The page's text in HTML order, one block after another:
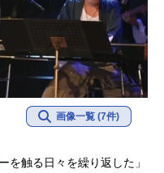
画像一覧 (7件)
を触る日々を繰り返した」